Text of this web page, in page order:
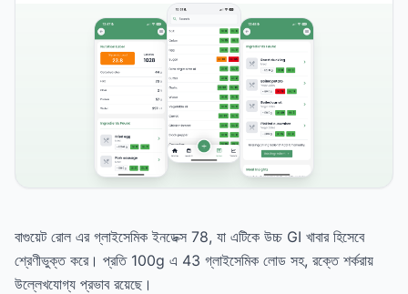
বাগুয়েট রোল এর গ্লাইসেমিক ইনডেক্স 78, যা এটিকে উচ্চ GI খাবার হিসেবে
শ্রেণীভুক্ত করে। প্রতি 100g এ 43 গ্লাইসেমিক লোড সহ, রক্তে শর্করায়
উল্লেখযোগ্য প্রভাব রয়েছে।